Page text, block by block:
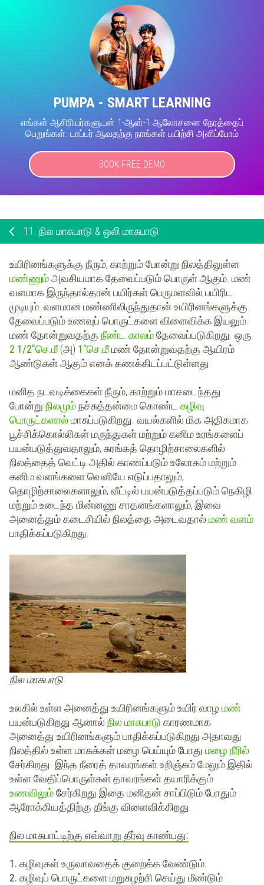
PUMPA - SMART LEARNING
எங்கள் ஆசிரியர்களுடன் 1-ஆன்-1 ஆலோசனை நேரத்தைப்
பெறுங்கள். டாப்பர் ஆவதற்கு நாங்கள் பயிற்சி அளிப்போம்
BOOK FREE DEMO
11. நில மாசுபாடு & ஒலி மாசுபாடு
உயிரினங்களுக்கு நீரும், காற்றும் போன்று நிலத்திலுள்ள
மண்ணும்அவசியமாக தேவைப்படும் பொருள் ஆகும். மண்
வளமாக இருந்தால்தான் பயிர்கள் பெருமளவில் பயிரிட
முடியும். வளமான மண்ணிலிருந்துதான் உயிரினங்களுக்கு
தேவைப்படும் உணவுப் பொருட்களை விளைவிக்க இயலும்.
மண் தோன்றுவதற்கு நீண்ட காலம்தேவைப்படுகிறது. ஒரு
2 1/2"செ.மீ(அ) 1"செ.மீமண் தோன்றுவதற்கு ஆயிரம்
ஆண்டுகள் ஆகும் எனக் கணக்கிடப்பட்டுள்ளது.
மனித நடவடிக்கைகள் நீரும், காற்றும் மாசடைந்தது
போன்று நிலமும்நச்சுத்தன்மை கொண்ட கழிவு
பொருட்களால் மாசுப்படுகிறது. வயல்களில் மிக அதிகமாக
பூச்சிக்கொல்லிகள் மருந்துகள் மற்றும் கனிம உரங்களைப்
பயன்படுத்துவதாலும், சுரங்கத் தொழிற்சாலைகளில்
நிலத்தைத் வெட்டி அதில் காணப்படும் உலோகம் மற்றும்
கனிம வளங்களை வெளியே எடுப்பதாலும்,
தொழிற்சாலைகளாலும், வீட்டில் பயன்படுத்தப்படும் நெகிழி
மற்றும் உடைந்த மின்னணு சாதனங்களாலும், இவை
அனைத்தும் கடைசியில் நிலத்தை அடைவதால் மண் வளம்
பாதிக்கப்படுகிறது.
நில மாசுபாடு
உலகில் உள்ள அனைத்து உயிரினங்களும் உயிர் வாழ மண்
பயன்படுகிறது ஆனால் நில மாசுபாடு காரணமாக
அனைத்து உயிரினங்களும் பாதிக்கப்படுகிறது அதாவது
நிலத்தில் உள்ள மாசுக்கள் மழை பெய்யும் போது மழை நீரில்
சேர்கிறது. இந்த நீரைத் தாவரங்கள் உறிஞ்சும் மேலும் இதில்
உள்ள வேதிப்பொருள்கள் தாவரங்கள் தயாரிக்கும்
உணவிலும்சேர்கிறது இதை மனிதன் சாப்பிடும் போதும்
ஆரோக்கியத்திற்கு தீங்கு விளைவிக்கிறது.
நில மாசுபாட்டிற்கு எவ்வாறு தீர்வு காண்பது:
1. கழிவுகள் உருவாவதைக் குறைக்க வேண்டும்.
2. கழிவுப் பொருட்களை மறுசுழற்சி செய்து மீண்டும்